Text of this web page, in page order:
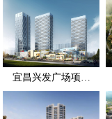
宜昌兴发广场项…